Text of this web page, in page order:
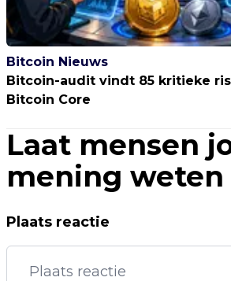
Bitcoin Nieuws
Bitcoin-audit vindt 85 kritieke
Bitcoin Core
Laat mensen
mening weten
Plaats reactie